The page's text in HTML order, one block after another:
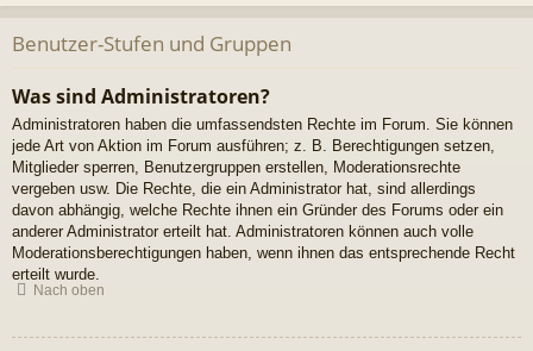
Benutzer-Stufen und Gruppen
Was sind Administratoren?
Administratoren haben die umfassendsten Rechte im Forum. Sie können
jede Art von Aktion im Forum ausführen; z. B. Berechtigungen setzen,
Mitglieder sperren, Benutzergruppen erstellen, Moderationsrechte
vergeben usw. Die Rechte, die ein Administrator hat, sind allerdings
davon abhängig, welche Rechte ihnen ein Gründer des Forums oder ein
anderer Administrator erteilt hat. Administratoren können auch volle
Moderationsberechtigungen haben, wenn ihnen das entsprechende Recht
erteilt wurde.
Nach oben